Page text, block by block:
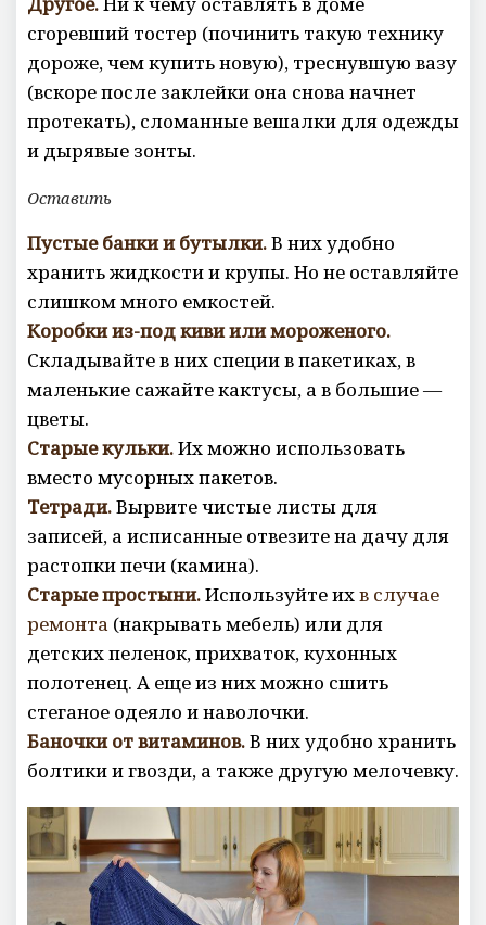
сгоревший тостер (починить такую технику
дороже, чем купить новую), треснувшую вазу
(вскоре после заклейки она снова начнет
протекать), сломанные вешалки для одежды
и дырявые зонты.
Оставить
Пустые банки и бутылки.В них удобно
хранить жидкости и крупы. Но не оставляйте
слишком много емкостей.
Коробки из-под киви или мороженого.
Складывайте в них специи в пакетиках, в
маленькие сажайте кактусы, а в большие —
цветы.
Старые кульки.Их можно использовать
вместо мусорных пакетов.
Тетради.Вырвите чистые листы для
записей, а исписанные отвезите на дачу для
растопки печи (камина).
Старые простыни.Используйте ихв случае
ремонта (накрывать мебель) или для
детских пеленок, прихваток, кухонных
полотенец. А еще из них можно сшить
стеганое одеяло и наволочки.
Баночки от витаминов.В них удобно хранить
болтики и гвозди, а также другую мелочевку.